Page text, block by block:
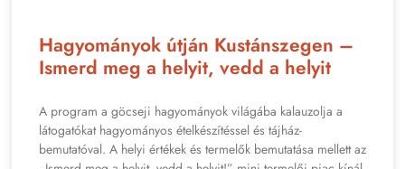
Hagyományok útján Kustánszegen –
Ismerd meg a helyit, vedd a helyit
A program a göcseji hagyományok világába kalauzolja a
látogatókat hagyományos ételkészítéssel és tájház-
bemutatóval. A helyi értékek és termelők bemutatása mellett az